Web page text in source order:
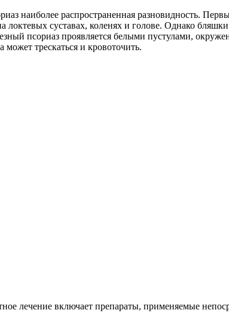
наиболее распространенная разновидность.
локтевых суставах, коленях и голове. Однако
псориаз проявляется белыми пустулами,
трескаться и кровоточить.
лечение включает препараты, применяемые